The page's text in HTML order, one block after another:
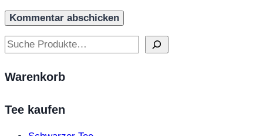
Suchen
Warenkorb
Tee kaufen